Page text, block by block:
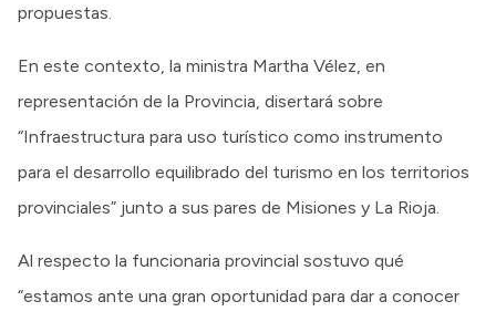
propuestas.
En este contexto, la ministra Martha Vélez, en
representación de la Provincia, disertará sobre
“Infraestructura para uso turístico como instrumento
para el desarrollo equilibrado del turismo en los territorios
provinciales” junto a sus pares de Misiones y La Rioja.
Al respecto la funcionaria provincial sostuvo qué
“estamos ante una gran oportunidad para dar a conocer